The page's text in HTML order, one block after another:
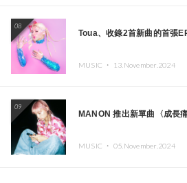
08
Toua、收錄2首新曲的首張
MUSIC ・ 13.November.2024
09
MANON 推出新單曲〈成長痛
MUSIC ・ 05.November.2024